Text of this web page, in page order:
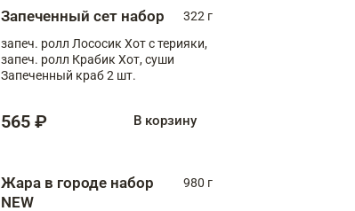
Запеченный сет набор
322 г
запеч. ролл Лососик Хот с терияки,
запеч. ролл Крабик Хот, суши
Запеченный краб 2 шт.
565 ₽ В корзину
Жара в городе набор
NEW
980 г